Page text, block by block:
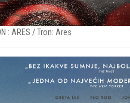
: ARES / Tron: Ares